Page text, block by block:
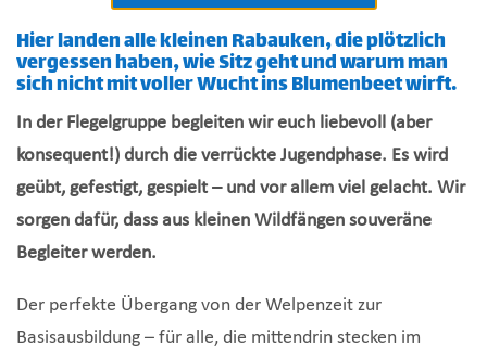
Hier landen alle kleinen Rabauken, die plötzlich
vergessen haben, wie Sitz geht und warum man
sich nicht mit voller Wucht ins Blumenbeet wirft.
In der Flegelgruppe begleiten wir euch liebevoll (aber
konsequent!) durch die verrückte Jugendphase. Es wird
geübt, gefestigt, gespielt – und vor allem viel gelacht. Wir
sorgen dafür, dass aus kleinen Wildfängen souveräne
Begleiter werden.
Der perfekte Übergang von der Welpenzeit zur
Basisausbildung – für alle, die mittendrin stecken im